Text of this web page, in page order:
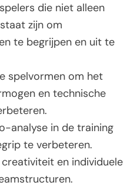
die niet alleen
zijn om
te begrijpen en uit te
spelvormen om het
en technische
analyse in de training
te verbeteren.
en individuele